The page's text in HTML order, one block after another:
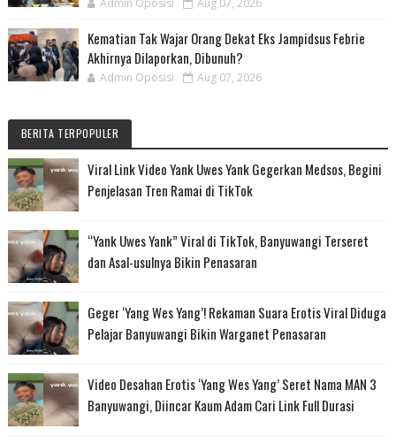
Kematian Tak Wajar Orang Dekat Eks Jampidsus Febrie
Akhirnya Dilaporkan, Dibunuh?
Admin Oposisi Aug 07, 2026
BERITA TERPOPULER
Viral Link Video Yank Uwes Yank Gegerkan Medsos, Begini
Penjelasan Tren Ramai di TikTok
“Yank Uwes Yank” Viral di TikTok, Banyuwangi Terseret
dan Asal-usulnya Bikin Penasaran
Geger ‘Yang Wes Yang’! Rekaman Suara Erotis Viral Diduga
Pelajar Banyuwangi Bikin Warganet Penasaran
Video Desahan Erotis ‘Yang Wes Yang’ Seret Nama MAN 3
Banyuwangi, Diincar Kaum Adam Cari Link Full Durasi